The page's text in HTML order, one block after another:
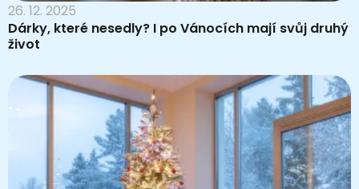
26. 12. 2025
Dárky, které nesedly? I po Vánocích mají svůj druhý
život